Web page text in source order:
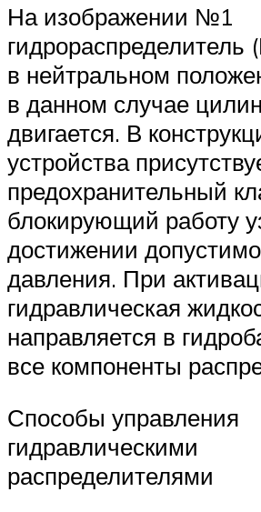
На изображении №1
гидрораспределитель
в нейтральном
в данном случае
двигается. В
устройства
предохранительный
блокирующий работу
достижении
давления. При
гидравлическая
направляется в
все компоненты
Способы управления
гидравлическими
распределителями